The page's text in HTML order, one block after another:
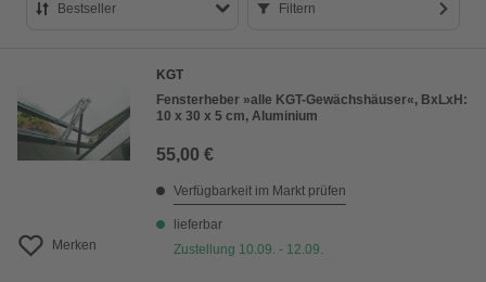
Bestseller
Preis aufsteigend
Preis absteigend
Filtern
Merken
KGT
Fensterheber »alle KGT-Gewächshäuser«, BxLxH:
10 x 30 x 5 cm, Aluminium
55,00 €
Verfügbarkeit im Markt prüfen
lieferbar
Zustellung 10.09. - 12.09.